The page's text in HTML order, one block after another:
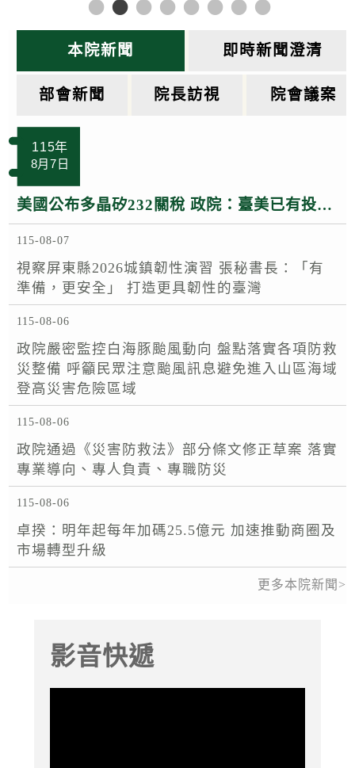
本院新聞 即時新聞澄清
部會新聞 院長訪視 院會議案
115年
8月7日
美國公布多晶矽232關稅 政院：臺美已有投資MOU 半導體多晶矽相關產品適用相關優惠待遇
115-08-07
視察屏東縣2026城鎮韌性演習 張秘書長：「有
準備，更安全」 打造更具韌性的臺灣
115-08-06
政院嚴密監控白海豚颱風動向 盤點落實各項防救
災整備 呼籲民眾注意颱風訊息避免進入山區海域
登高災害危險區域
115-08-06
政院通過《災害防救法》部分條文修正草案 落實
專業導向、專人負責、專職防災
115-08-06
卓揆：明年起每年加碼25.5億元 加速推動商圈及
市場轉型升級
更多本院新聞
影音快遞